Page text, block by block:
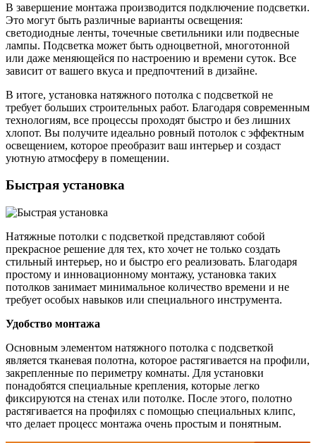
В завершение монтажа производится подключение подсветки.
Это могут быть различные варианты освещения:
светодиодные ленты, точечные светильники или подвесные
лампы. Подсветка может быть одноцветной, многотонной
или даже меняющейся по настроению и времени суток. Все
зависит от вашего вкуса и предпочтений в дизайне.
В итоге, установка натяжного потолка с подсветкой не
требует больших строительных работ. Благодаря современным
технологиям, все процессы проходят быстро и без лишних
хлопот. Вы получите идеально ровный потолок с эффектным
освещением, которое преобразит ваш интерьер и создаст
уютную атмосферу в помещении.
Быстрая установка
Натяжные потолки с подсветкой представляют собой
прекрасное решение для тех, кто хочет не только создать
стильный интерьер, но и быстро его реализовать. Благодаря
простому и инновационному монтажу, установка таких
потолков занимает минимальное количество времени и не
требует особых навыков или специального инструмента.
Удобство монтажа
Основным элементом натяжного потолка с подсветкой
является тканевая полотна, которое растягивается на профили,
закрепленные по периметру комнаты. Для установки
понадобятся специальные крепления, которые легко
фиксируются на стенах или потолке. После этого, полотно
растягивается на профилях с помощью специальных клипс,
что делает процесс монтажа очень простым и понятным.